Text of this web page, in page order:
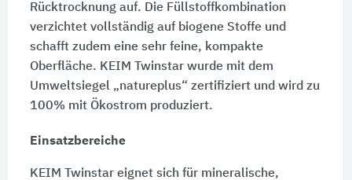
Rücktrocknung auf. Die Füllstoffkombination
verzichtet vollständig auf biogene Stoffe und
schafft zudem eine sehr feine, kompakte
Oberfläche. KEIM Twinstar wurde mit dem
Umweltsiegel „natureplus“ zertifiziert und wird zu
100% mit Ökostrom produziert.
Einsatzbereiche
KEIM Twinstar eignet sich für mineralische,